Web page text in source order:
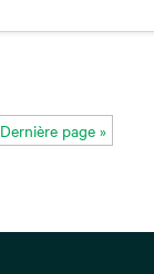
Dernière page »